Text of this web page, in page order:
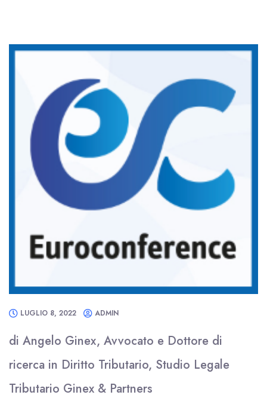
LUGLIO 8, 2022 ADMIN
di Angelo Ginex, Avvocato e Dottore di
ricerca in Diritto Tributario, Studio Legale
Tributario Ginex & Partners